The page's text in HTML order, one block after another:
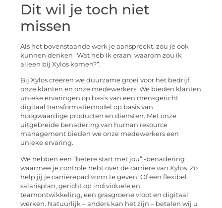
Dit wil je toch niet
missen
Als het bovenstaande werk je aanspreekt, zou je ook
kunnen denken “Wat heb ik eraan, waarom zou ik
alleen bij Xylos komen?”.
Bij Xylos creëren we duurzame groei voor het bedrijf,
onze klanten en onze medewerkers. We bieden klanten
unieke ervaringen op basis van een mensgericht
digitaal transformatiemodel op basis van
hoogwaardige producten en diensten. Met onze
uitgebreide benadering van human resource
management bieden we onze medewerkers een
unieke ervaring.
We hebben een “betere start met jou” -benadering
waarmee je controle hebt over de carrière van Xylos. Zo
help jij je carrièrepad vorm te geven! Of een flexibel
salarisplan, gericht op individuele en
teamontwikkeling, een grasgroene vloot en digitaal
werken. Natuurlijk – anders kan het zijn – betalen wij u